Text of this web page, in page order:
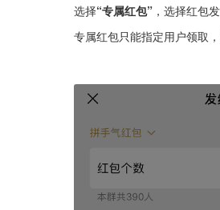
选择“专属红包” ，选择红包
专属红包只能指定用户领取